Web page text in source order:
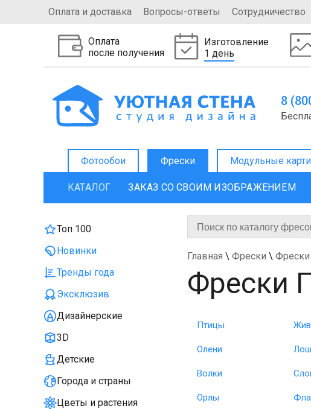
Оплата и доставка Вопросы-ответы Сотрудничество
Оплата
после получения
Изготовление
1 день
8
Фотообои Фрески Модульные
КАТАЛОГ ЗАКАЗ СО СВОИМ ИЗОБРАЖЕНИЕМ
Топ 100
Новинки
Тренды года
Эксклюзив
Дизайнерские
3D
Детские
Города и страны
Цветы и растения
Главная \ Фрески \
Фрески
Птицы
Олени
Волки
Орлы